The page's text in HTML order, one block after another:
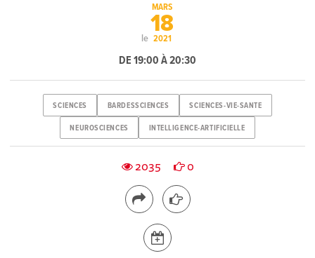
le
MARS
18
2021
DE 19:00 À 20:30
SCIENCES BARDESSCIENCES SCIENCES-VIE-SANTE
NEUROSCIENCES INTELLIGENCE-ARTIFICIELLE
2035 0